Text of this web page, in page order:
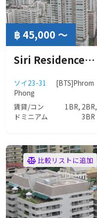
฿ 45,000 ～
Siri Residence ( シリ レジデンス )
ソイ23-31
[BTS]Phrom
Phong
賃貸/コン
ドミニアム
1BR, 2BR,
3BR
比較リストに追加